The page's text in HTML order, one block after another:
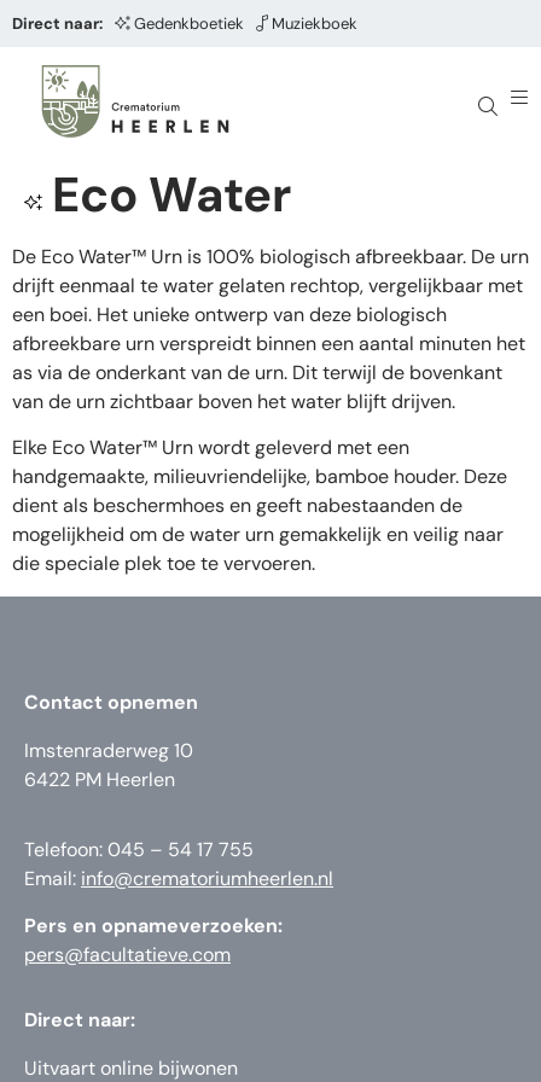
Direct naar: Gedenkboetiek Muziekboek
Eco Water
De Eco Water™ Urn is 100% biologisch afbreekbaar. De urn
drijft eenmaal te water gelaten rechtop, vergelijkbaar met
een boei. Het unieke ontwerp van deze biologisch
afbreekbare urn verspreidt binnen een aantal minuten het
as via de onderkant van de urn. Dit terwijl de bovenkant
van de urn zichtbaar boven het water blijft drijven.
Elke Eco Water™ Urn wordt geleverd met een
handgemaakte, milieuvriendelijke, bamboe houder. Deze
dient als beschermhoes en geeft nabestaanden de
mogelijkheid om de water urn gemakkelijk en veilig naar
die speciale plek toe te vervoeren.
Contact opnemen
Imstenraderweg 10
6422 PM Heerlen
Telefoon: 045 – 54 17 755
Email: info@crematoriumheerlen.nl
Pers en opnameverzoeken:
pers@facultatieve.com
Direct naar:
Uitvaart online bijwonen